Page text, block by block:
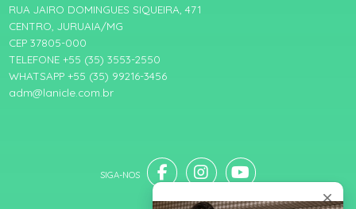
RUA JAIRO DOMINGUES SIQUEIRA, 471
CENTRO, JURUAIA/MG
CEP 37805-000
TELEFONE +55 (35) 3553-2550
WHATSAPP +55 (35) 99216-3456
adm@lanicle.com.br